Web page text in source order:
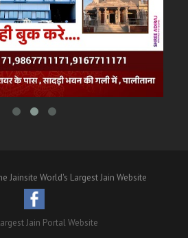
Jainsite World's Largest Jain Website
Jain Portal Website